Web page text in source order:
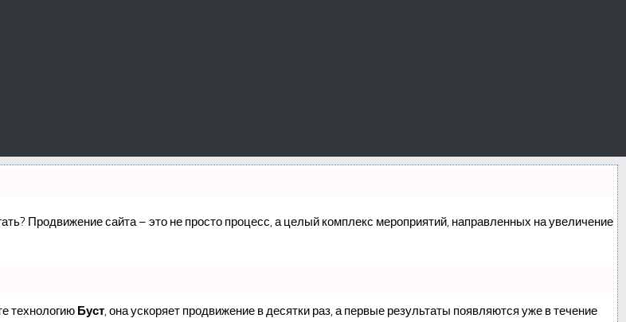
Продвижение сайта – это не просто процесс, а целый комплекс мероприятий, направленных на увеличение
технологию Буст, она ускоряет продвижение в десятки раз, а первые результаты появляются уже в течение